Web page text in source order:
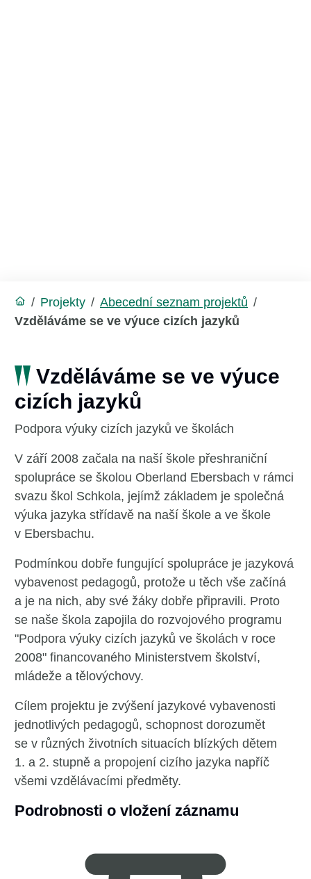
/ Projekty / Abecední seznam projektů /
Vzděláváme se ve výuce cizích jazyků
Vzděláváme se ve výuce
cizích jazyků
Podpora výuky cizích jazyků ve školách
V září 2008 začala na naší škole přeshraniční
spolupráce se školou Oberland Ebersbach v rámci
svazu škol Schkola, jejímž základem je společná
výuka jazyka střídavě na naší škole a ve škole
v Ebersbachu.
Podmínkou dobře fungující spolupráce je jazyková
vybavenost pedagogů, protože u těch vše začíná
a je na nich, aby své žáky dobře připravili. Proto
se naše škola zapojila do rozvojového programu
"Podpora výuky cizích jazyků ve školách v roce
2008" financovaného Ministerstvem školství,
mládeže a tělovýchovy.
Cílem projektu je zvýšení jazykové vybavenosti
jednotlivých pedagogů, schopnost dorozumět
se v různých životních situacích blízkých dětem
1. a 2. stupně a propojení cizího jazyka napříč
všemi vzdělávacími předměty.
Podrobnosti o vložení záznamu